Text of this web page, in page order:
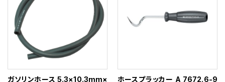
ガソリンホース 5.3×10.3mm×
ホースプラッカー A 7672.6-9